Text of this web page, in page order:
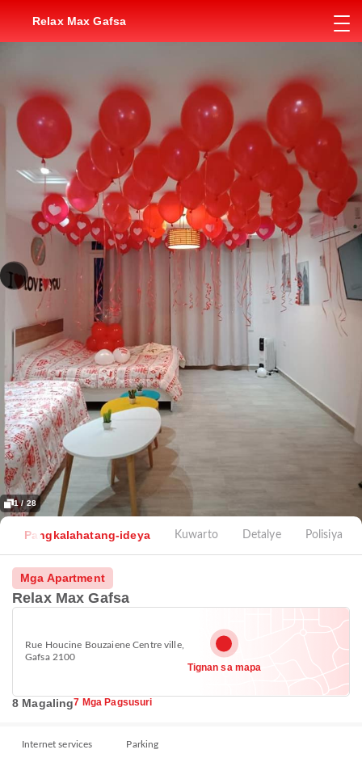
Relax Max Gafsa
1 / 28
Pangkalahatang-ideya Kuwarto Detalye Polisiya
Mga Apartment
Relax Max Gafsa
Rue Houcine Bouzaiene Centre ville,
Gafsa 2100
Tignan sa mapa
8 Magaling7 Mga Pagsusuri
Internet services Parking